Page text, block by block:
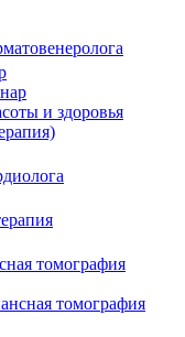
и здоровья
томография
томография